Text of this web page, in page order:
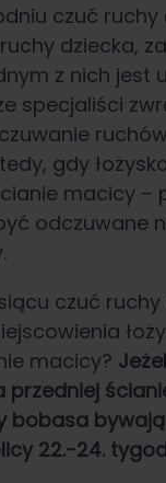
czuć ruchy
dziecka,
z nich jest
specjaliści
gdy
macicy –
odczuwane
czuć ruchy
macicy?
przedniej
bobasa
22.-24.